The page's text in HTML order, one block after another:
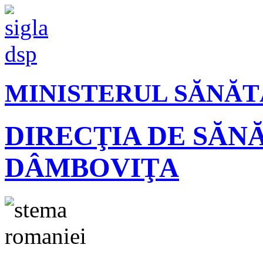
MINISTERUL
DIRECŢIA DE
DÂMBOVIŢA